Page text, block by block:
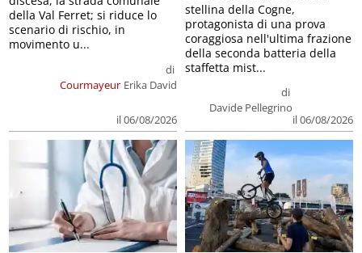
Courmayeur
di
Erika David
il 06/08/2026
della Val Ferret; si riduce lo
scenario di rischio, in
movimento u...
di
Davide Pellegrino
il 06/08/2026
stellina della Cogne,
protagonista di una prova
coraggiosa nell'ultima frazione
della seconda batteria della
staffetta mist...